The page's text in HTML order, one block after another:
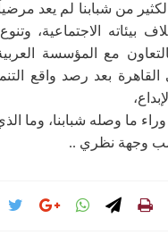
لكثير من شبابنا لم يعد
بيئاته الاجتماعية،
مع المؤسسة
ما وصله شبابنا، وما
وجهة نظري ..